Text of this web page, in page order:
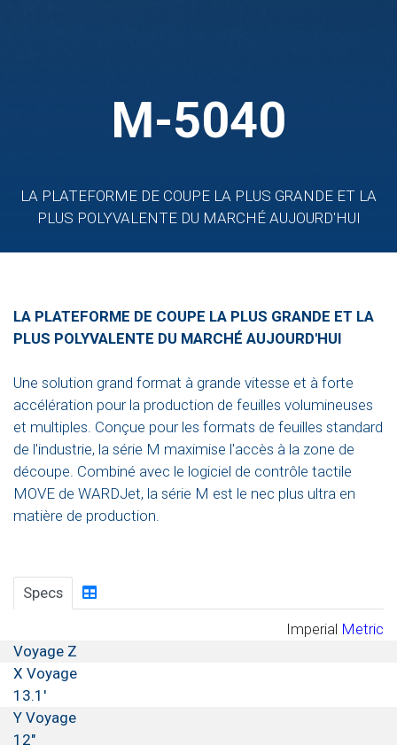
M-5040
LA PLATEFORME DE COUPE LA PLUS GRANDE ET LA
PLUS POLYVALENTE DU MARCHÉ AUJOURD'HUI
LA PLATEFORME DE COUPE LA PLUS GRANDE ET LA
PLUS POLYVALENTE DU MARCHÉ AUJOURD'HUI
Une solution grand format à grande vitesse et à forte
accélération pour la production de feuilles volumineuses
et multiples. Conçue pour les formats de feuilles standard
de l'industrie, la série M maximise l'accès à la zone de
découpe. Combiné avec le logiciel de contrôle tactile
MOVE de WARDJet, la série M est le nec plus ultra en
matière de production.
Specs
Imperial Metric
Voyage Z
X Voyage
13.1'
Y Voyage
12"